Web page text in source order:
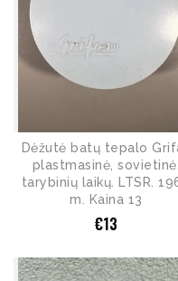
Dėžutė batų tepalo
plastmasinė, sovietinė,
tarybinių laikų. LTSR.
m. Kaina 13
€13